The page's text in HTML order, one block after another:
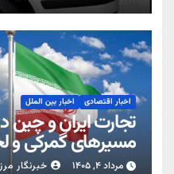
اخبار اقتصادی اخبار بین الملل
تجارت ایران و چین
مسیرهای گمرکی و
مرداد ۴, ۱۴۰۵ خبرنگار